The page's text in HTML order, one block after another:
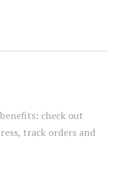
check out
track orders and